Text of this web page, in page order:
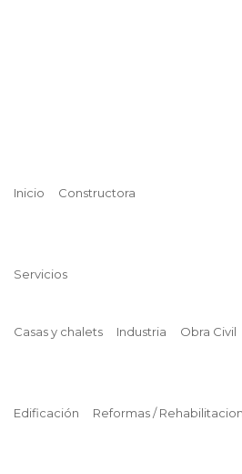
Inicio Constructora
Servicios
Casas y chalets Industria Obra Civil
Edificación Reformas /